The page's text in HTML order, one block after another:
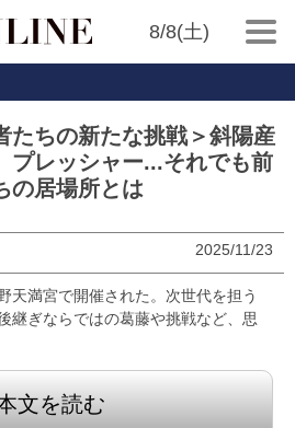
8/8(土)
たちの新たな挑戦＞斜陽産
プレッシャー...それでも前
の居場所とは
2025/11/23
天満宮で開催された。次世代を担う
継ぎならではの葛藤や挑戦など、思
文を読む